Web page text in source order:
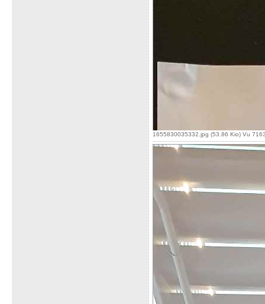
1655830035332.jpg (53.86 Kio) Vu